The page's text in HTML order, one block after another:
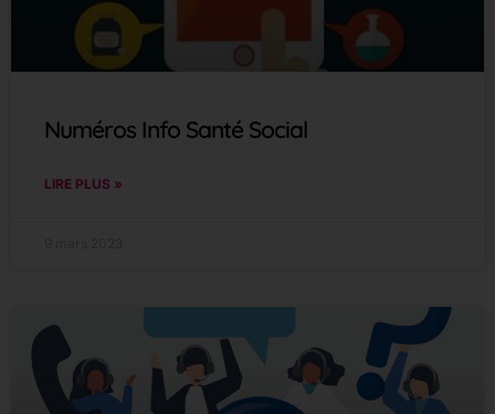
Numéros Info Santé Social
LIRE PLUS »